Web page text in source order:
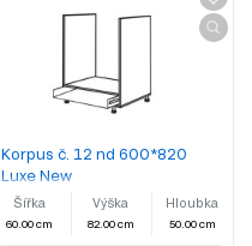
Korpus č. 12 nd 600*820
Luxe New
Šířka
60.00 cm
Výška
82.00 cm
Hloubka
50.00 cm